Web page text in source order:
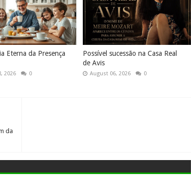
Eterna da Presença
2026 0
Possível sucessão na Casa Real
de Avis
August 06, 2026 0
da